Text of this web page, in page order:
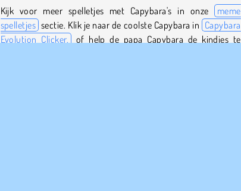
Kijk voor meer spelletjes met Capybara's in onze meme
spelletjes sectie. Klik je naar de coolste Capybara in Capybara
Evolution Clicker,
of help de papa Capybara de kindjes te